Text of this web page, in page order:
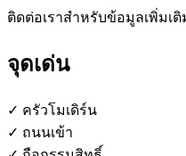
ติดต่อเราสำหรับข้อมูลเพิ่มเติ
จุดเด่น
✓ ครัวโมเดิร์น
✓ ถนนเข้า